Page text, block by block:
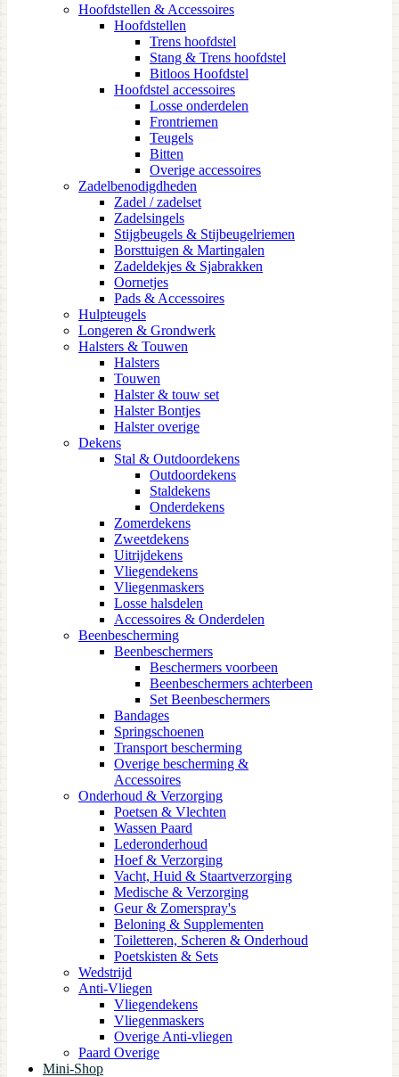
Hoofdstellen & Accessoires
Hoofdstellen
Trens hoofdstel
Stang & Trens hoofdstel
Bitloos Hoofdstel
Hoofdstel accessoires
Losse onderdelen
Frontriemen
Teugels
Bitten
Overige accessoires
Zadelbenodigdheden
Zadel / zadelset
Zadelsingels
Stijgbeugels & Stijbeugelriemen
Borsttuigen & Martingalen
Zadeldekjes & Sjabrakken
Oornetjes
Pads & Accessoires
Hulpteugels
Longeren & Grondwerk
Halsters & Touwen
Halsters
Touwen
Halster & touw set
Halster Bontjes
Halster overige
Dekens
Stal & Outdoordekens
Outdoordekens
Staldekens
Onderdekens
Zomerdekens
Zweetdekens
Uitrijdekens
Vliegendekens
Vliegenmaskers
Losse halsdelen
Accessoires & Onderdelen
Beenbescherming
Beenbeschermers
Beschermers voorbeen
Beenbeschermers achterbeen
Set Beenbeschermers
Bandages
Springschoenen
Transport bescherming
Overige bescherming &
Accessoires
Onderhoud & Verzorging
Poetsen & Vlechten
Wassen Paard
Lederonderhoud
Hoef & Verzorging
Vacht, Huid & Staartverzorging
Medische & Verzorging
Geur & Zomerspray's
Beloning & Supplementen
Toiletteren, Scheren & Onderhoud
Poetskisten & Sets
Wedstrijd
Anti-Vliegen
Vliegendekens
Vliegenmaskers
Overige Anti-vliegen
Paard Overige
Mini-Shop